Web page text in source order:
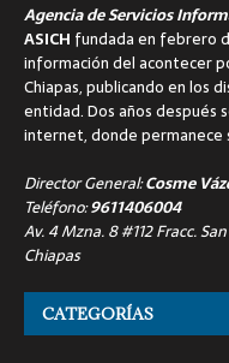
Agencia de Servicios
ASICH fundada en febrero
información del acontecer
Chiapas, publicando en los
entidad. Dos años después
internet, donde permanece
Director General:Cosme
Teléfono:9611406004
Av. 4 Mzna. 8 #112 Fracc.
Chiapas
CATEGORÍAS